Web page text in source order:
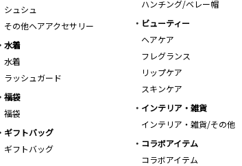
シュシュ
その他ヘアアクセサリー
ハンチング/ベレー帽
ビューティー
ヘアケア
フレグランス
リップケア
スキンケア
水着
水着
ラッシュガード
福袋
福袋
インテリア・雑貨
インテリア・雑貨/その他
ギフトバッグ
ギフトバッグ
コラボアイテム
コラボアイテム